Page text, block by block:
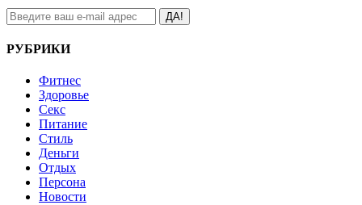
ДА!
РУБРИКИ
Фитнес
Здоровье
Секс
Питание
Стиль
Деньги
Отдых
Персона
Новости